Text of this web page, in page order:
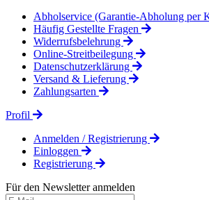
Abholservice (Garantie-Abholung per
Häufig Gestellte Fragen
Widerrufsbelehrung
Online-Streitbeilegung
Datenschutzerklärung
Versand & Lieferung
Zahlungsarten
Profil
Anmelden / Registrierung
Einloggen
Registrierung
Für den Newsletter anmelden